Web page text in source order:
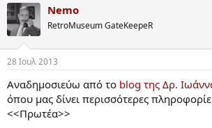
Nemo
RetroMuseum GateKeepeR
28 Ιουλ 2013
Aναδημοσιεύω από το blog της Δρ.
όπου μας δίνει περισσότερες
<<Πρωτέα>>